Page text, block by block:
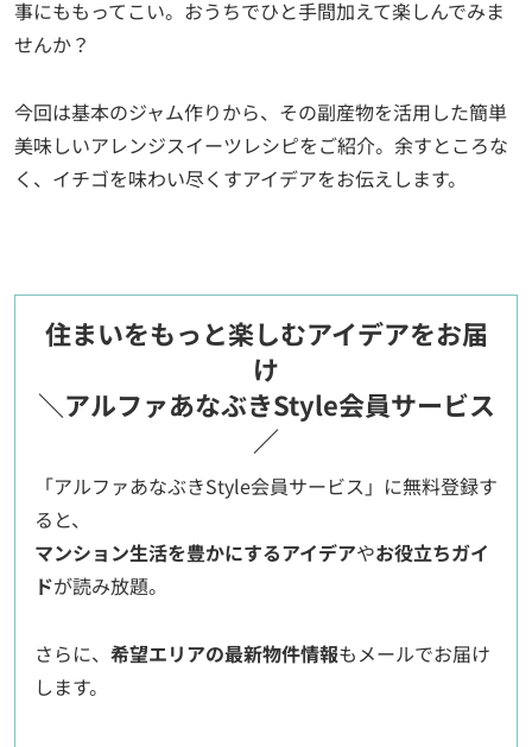
事にももってこい。おうちでひと手間加えて楽しんでみま
せんか？
今回は基本のジャム作りから、その副産物を活用した簡単
美味しいアレンジスイーツレシピをご紹介。余すところな
く、イチゴを味わい尽くすアイデアをお伝えします。
住まいをもっと楽しむアイデアをお届
け
＼アルファあなぶきStyle会員サービス
／
「アルファあなぶきStyle会員サービス」に無料登録す
ると、
マンション生活を豊かにするアイデアやお役立ちガイ
ドが読み放題。
さらに、 希望エリアの最新物件情報もメールでお届け
します。